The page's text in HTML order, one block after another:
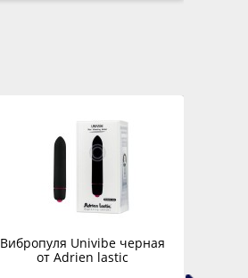
Вибропуля Univibe черная
от Adrien lastic